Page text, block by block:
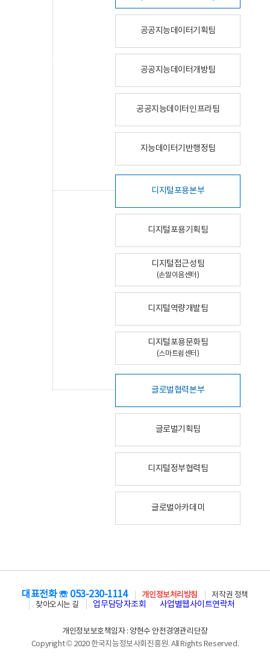
공공지능데이터기획팀
공공지능데이터개방팀
공공지능데이터인프라팀
지능데이터기반행정팀
디지털포용본부
디지털포용기획팀
디지털접근성팀
(손말이음센터)
디지털역량개발팀
디지털포용문화팀
(스마트쉼센터)
글로벌협력본부
글로벌기획팀
디지털정부협력팀
글로벌아카데미
대표전화 ☏ 053-230-1114 개인정보처리방침
저작권 정책
찾아오시는 길
업무담당자조회 사업별웹사이트연락처
개인정보보호책임자 : 양현수 안전경영관리단장
Copyright © 2020 한국지능정보사회진흥원. All Rights Reserved.